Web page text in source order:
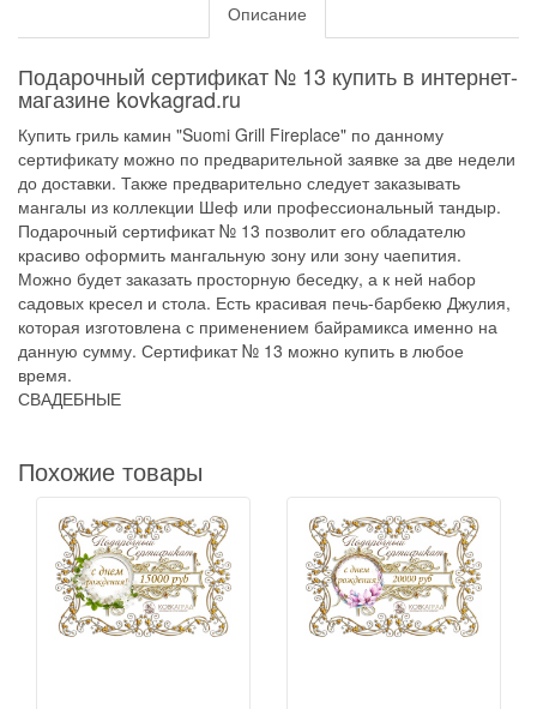
Описание
Подарочный сертификат № 13 купить в интернет-
магазине kovkagrad.ru
Купить гриль камин "Suomi Grill Fireplace" по данному
сертификату можно по предварительной заявке за две недели
до доставки. Также предварительно следует заказывать
мангалы из коллекции Шеф или профессиональный тандыр.
Подарочный сертификат № 13 позволит его обладателю
красиво оформить мангальную зону или зону чаепития.
Можно будет заказать просторную беседку, а к ней набор
садовых кресел и стола. Есть красивая печь-барбекю Джулия,
которая изготовлена с применением байрамикса именно на
данную сумму. Сертификат № 13 можно купить в любое
время.
СВАДЕБНЫЕ
Похожие товары